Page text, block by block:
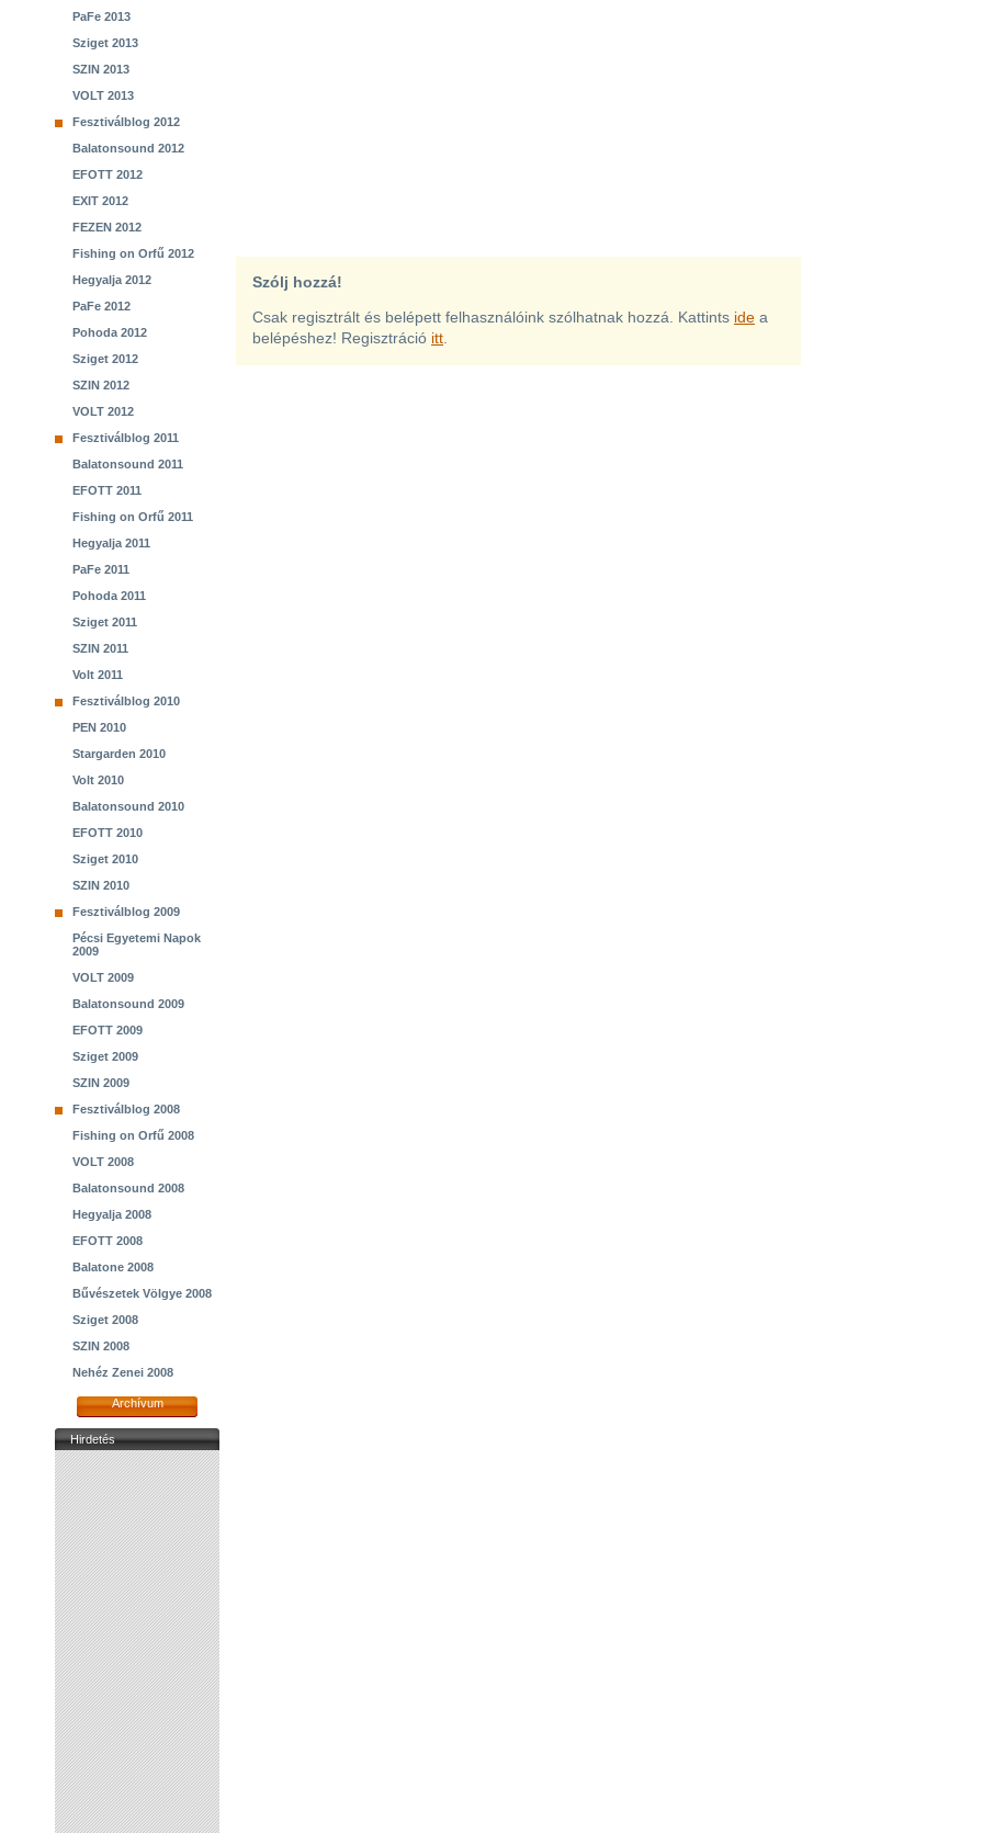
PaFe 2013
Sziget 2013
SZIN 2013
VOLT 2013
Fesztiválblog 2012
Balatonsound 2012
EFOTT 2012
EXIT 2012
FEZEN 2012
Fishing on Orfű 2012
Hegyalja 2012
PaFe 2012
Pohoda 2012
Sziget 2012
SZIN 2012
VOLT 2012
Fesztiválblog 2011
Balatonsound 2011
EFOTT 2011
Fishing on Orfű 2011
Hegyalja 2011
PaFe 2011
Pohoda 2011
Sziget 2011
SZIN 2011
Volt 2011
Fesztiválblog 2010
PEN 2010
Stargarden 2010
Volt 2010
Balatonsound 2010
EFOTT 2010
Sziget 2010
SZIN 2010
Fesztiválblog 2009
Pécsi Egyetemi Napok
2009
VOLT 2009
Balatonsound 2009
EFOTT 2009
Sziget 2009
SZIN 2009
Fesztiválblog 2008
Fishing on Orfű 2008
VOLT 2008
Balatonsound 2008
Hegyalja 2008
EFOTT 2008
Balatone 2008
Bűvészetek Völgye 2008
Sziget 2008
SZIN 2008
Nehéz Zenei 2008
Archívum
Hirdetés
Szólj hozzá!
Csak regisztrált és belépett felhasználóink szólhatnak hozzá. Kattints ide a
belépéshez! Regisztráció itt